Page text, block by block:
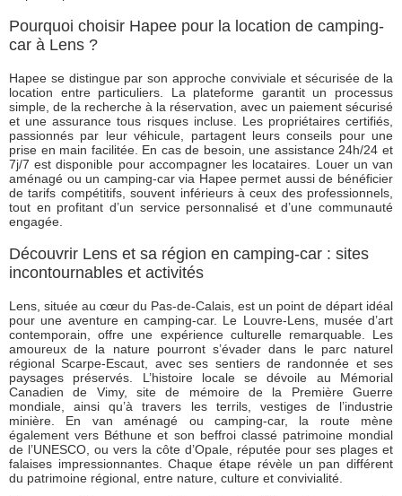
Pourquoi choisir Hapee pour la location de camping-
car à Lens ?
Hapee se distingue par son approche conviviale et sécurisée de la
location entre particuliers. La plateforme garantit un processus
simple, de la recherche à la réservation, avec un paiement sécurisé
et une assurance tous risques incluse. Les propriétaires certifiés,
passionnés par leur véhicule, partagent leurs conseils pour une
prise en main facilitée. En cas de besoin, une assistance 24h/24 et
7j/7 est disponible pour accompagner les locataires. Louer un van
aménagé ou un camping-car via Hapee permet aussi de bénéficier
de tarifs compétitifs, souvent inférieurs à ceux des professionnels,
tout en profitant d’un service personnalisé et d’une communauté
engagée.
Découvrir Lens et sa région en camping-car : sites
incontournables et activités
Lens, située au cœur du Pas-de-Calais, est un point de départ idéal
pour une aventure en camping-car. Le Louvre-Lens, musée d’art
contemporain, offre une expérience culturelle remarquable. Les
amoureux de la nature pourront s’évader dans le parc naturel
régional Scarpe-Escaut, avec ses sentiers de randonnée et ses
paysages préservés. L’histoire locale se dévoile au Mémorial
Canadien de Vimy, site de mémoire de la Première Guerre
mondiale, ainsi qu’à travers les terrils, vestiges de l’industrie
minière. En van aménagé ou camping-car, la route mène
également vers Béthune et son beffroi classé patrimoine mondial
de l’UNESCO, ou vers la côte d’Opale, réputée pour ses plages et
falaises impressionnantes. Chaque étape révèle un pan différent
du patrimoine régional, entre nature, culture et convivialité.